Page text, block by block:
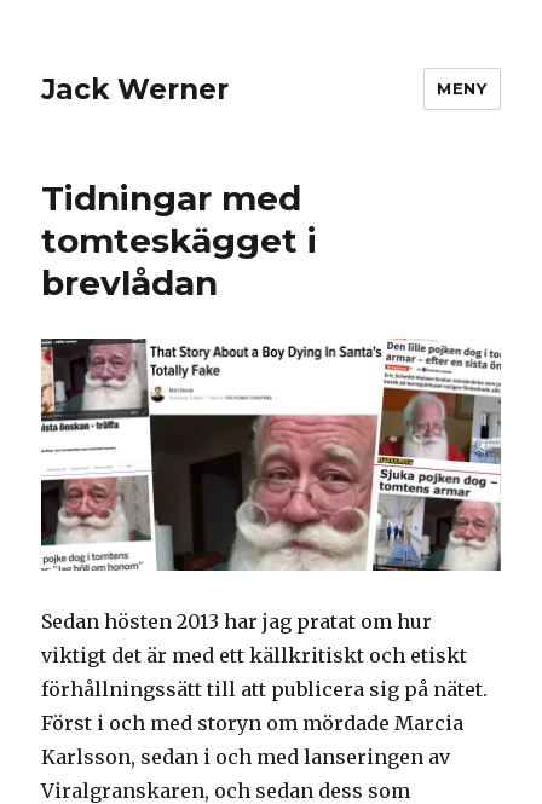
Jack Werner MENY
Tidningar med
tomteskägget i
brevlådan
Sedan hösten 2013 har jag pratat om hur
viktigt det är med ett källkritiskt och etiskt
förhållningssätt till att publicera sig på nätet.
Först i och med storyn om mördade Marcia
Karlsson, sedan i och med lanseringen av
Viralgranskaren, och sedan dess som